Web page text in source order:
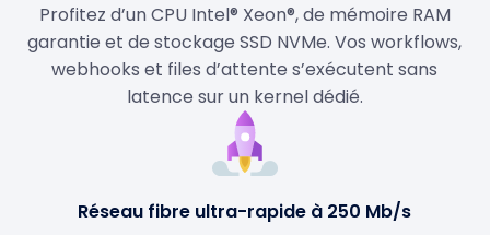
Profitez d’un CPU Intel® Xeon®, de mémoire RAM
garantie et de stockage SSD NVMe. Vos workflows,
webhooks et files d’attente s’exécutent sans
latence sur un kernel dédié.
Réseau fibre ultra-rapide à 250 Mb/s